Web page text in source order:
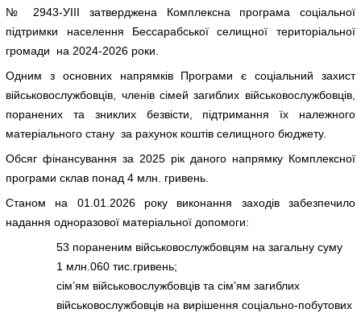
№ 2943-УІІІ затверджена Комплексна програма соціальної
підтримки населення Бессарабської селищної територіальної
громади на 2024-2026 роки.
Одним з основних напрямків Програми є соціальний захист
військовослужбовців, членів сімей загиблих військовослужбовців,
поранених та зниклих безвісти, підтримання їх належного
матеріального стану за рахунок коштів селищного бюджету.
Обсяг фінансування за 2025 рік даного напрямку Комплексної
програми склав понад 4 млн. гривень.
Станом на 01.01.2026 року виконання заходів забезпечило
надання одноразової матеріальної допомоги:
53 пораненим військовослужбовцям на загальну суму
1 млн.060 тис.гривень;
сім’ям військовослужбовців та сім’ям загиблих
військовослужбовців на вирішення соціально-побутових